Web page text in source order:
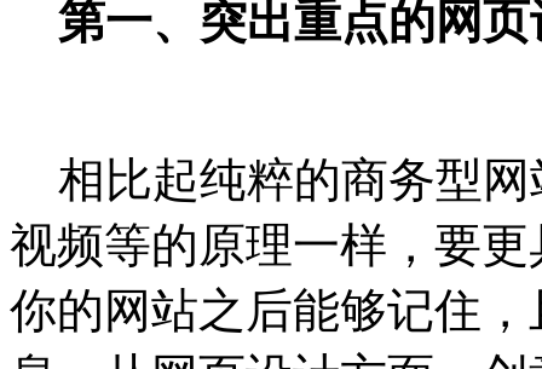
第一、突出重点的网页
相比起纯粹的商务型网
视频等的原理一样，要
你的网站之后能够记住